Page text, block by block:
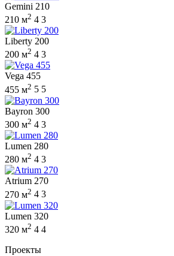
Gemini 210
210 м2 4 3
Liberty 200
200 м2 4 3
Vega 455
455 м2 5 5
Bayron 300
300 м2 4 3
Lumen 280
280 м2 4 3
Atrium 270
270 м2 4 3
Lumen 320
320 м2 4 4
Проекты